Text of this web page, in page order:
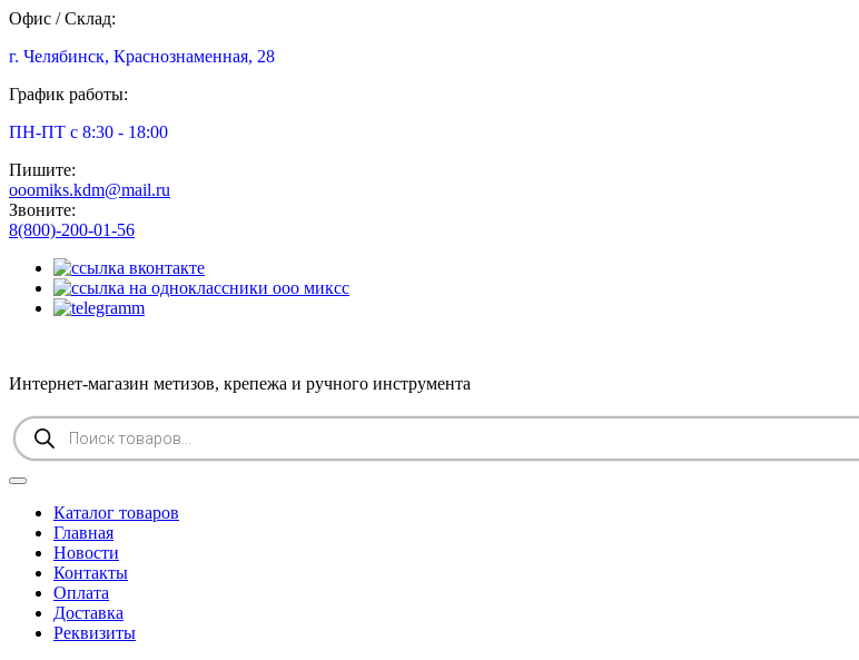
Офис / Склад:
г. Челябинск, Краснознаменная, 28
График работы:
ПН-ПТ с 8:30 - 18:00
Пишите:
ooomiks.kdm@mail.ru
Звоните:
8(800)-200-01-56
Интернет-магазин метизов, крепежа и ручного инструмента
Поиск
товаров
Каталог товаров
Главная
Новости
Контакты
Оплата
Доставка
Реквизиты